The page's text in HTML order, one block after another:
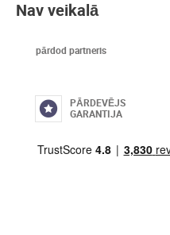
Nav veikalā
pārdod partneris
PĀRDEVĒJS
GARANTIJA